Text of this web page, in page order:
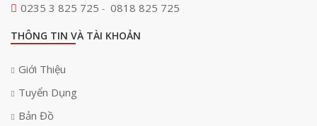
0235 3 825 725 - 0818 825 725
THÔNG TIN VÀ TÀI KHOẢN
Giới Thiệu
Tuyển Dụng
Bản Đồ